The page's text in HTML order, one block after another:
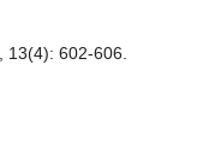
13(4): 602-606.